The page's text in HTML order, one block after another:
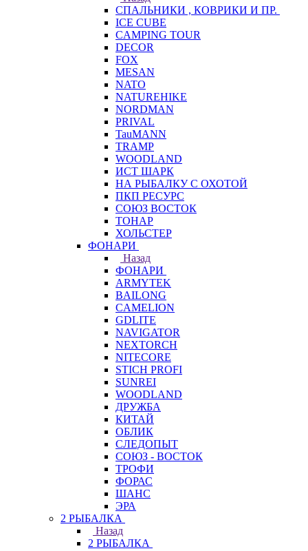
СПАЛЬНИКИ , КОВРИКИ И ПР.
ICE CUBE
CAMPING TOUR
DECOR
FOX
MESAN
NATO
NATUREHIKE
NORDMAN
PRIVAL
TauMANN
TRAMP
WOODLAND
ИСТ ШАРК
НА РЫБАЛКУ С ОХОТОЙ
ПКП РЕСУРС
СОЮЗ ВОСТОК
ТОНАР
ХОЛЬСТЕР
ФОНАРИ
Назад
ФОНАРИ
ARMYTEK
BAILONG
CAMELION
GDLITE
NAVIGATOR
NEXTORCH
NITECORE
STICH PROFI
SUNREI
WOODLAND
ДРУЖБА
КИТАЙ
ОБЛИК
СЛЕДОПЫТ
СОЮЗ - ВОСТОК
ТРОФИ
ФОРАС
ШАНС
ЭРА
2 РЫБАЛКА
Назад
2 РЫБАЛКА